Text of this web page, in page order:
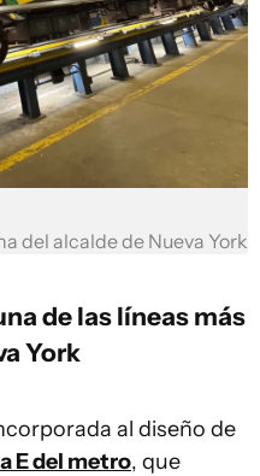
del alcalde de Nueva York
de las líneas más
York
al diseño de
E del metro, que